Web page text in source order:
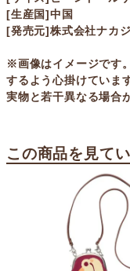
[生産国]中国
[発売元]株式会社ナカ
※画像はイメージです
するよう心掛けていま
実物と若干異なる場合
この商品を見て